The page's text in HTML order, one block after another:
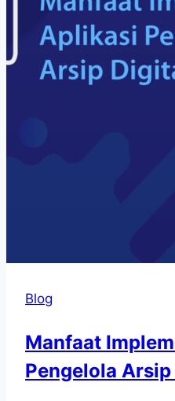
Blog
Manfaat
Pengelola